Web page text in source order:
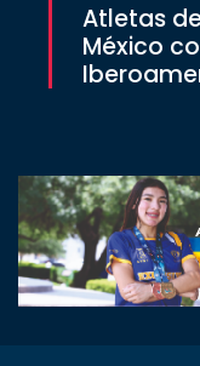
Atletas
México